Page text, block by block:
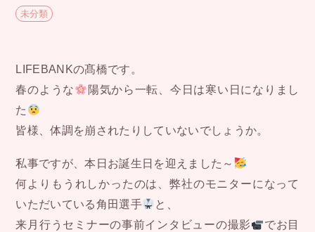
未分類
LIFEBANKの髙橋です。
春のような
陽気から一転、今日は寒い日になりまし
た
皆様、体調を崩されたりしていないでしょうか。
私事ですが、本日お誕生日を迎えました～
何よりもうれしかったのは、弊社のモニターになって
いただいている角田選手
と、
来月行うセミナーの事前インタビューの撮影
でお目